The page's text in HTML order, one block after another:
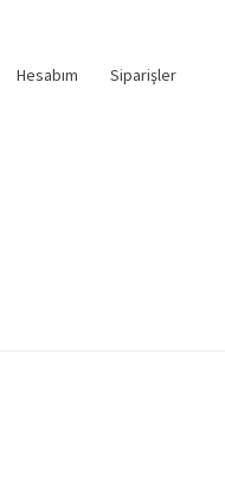
Hesabım Siparişler